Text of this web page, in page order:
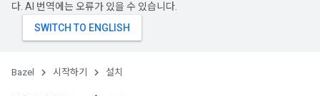
다. AI 번역에는 오류가 있을 수 있습니다.
Bazel 시작하기 설치